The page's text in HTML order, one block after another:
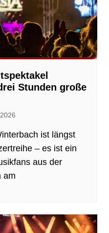
Stunden große
ist längst
– es ist ein
aus der
am